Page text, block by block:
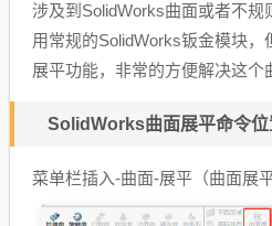
涉及到SolidWorks曲面或者不
用常规的SolidWorks钣金模块
展平功能，非常的方便解决这个
SolidWorks曲面展平命令位
菜单栏插入-曲面-展平（曲面展